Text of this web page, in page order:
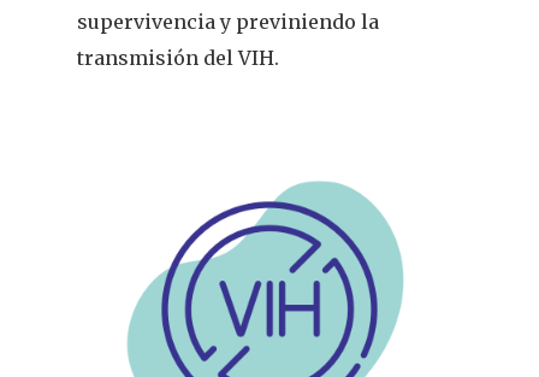
supervivencia y previniendo la
transmisión del VIH.